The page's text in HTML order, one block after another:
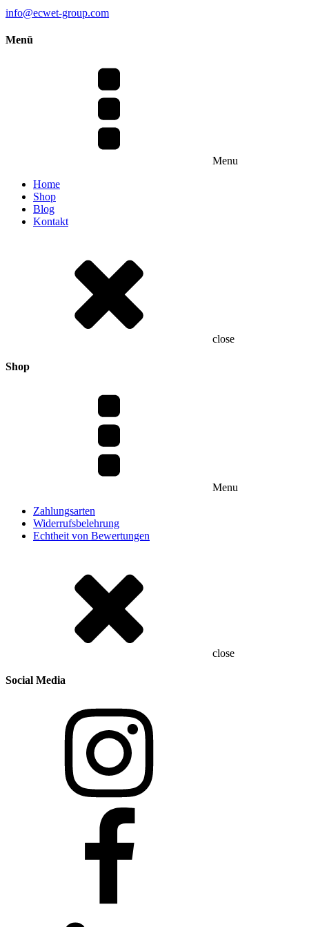
info@ecwet-group.com
Menü
Menu
Home
Shop
Blog
Kontakt
close
Shop
Menu
Zahlungsarten
Widerrufsbelehrung
Echtheit von Bewertungen
close
Social Media